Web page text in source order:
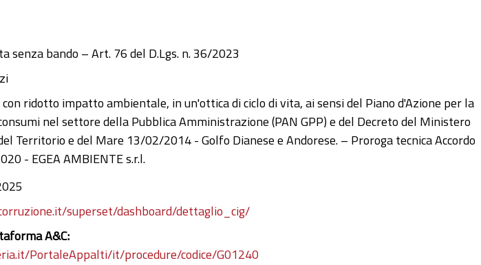
senza bando – Art. 76 del D.Lgs. n. 36/2023
ridotto impatto ambientale, in un'ottica di ciclo di vita, ai sensi del Piano d'Azione per la
nel settore della Pubblica Amministrazione (PAN GPP) e del Decreto del Ministero
Territorio e del Mare 13/02/2014 - Golfo Dianese e Andorese. – Proroga tecnica Accordo
- EGEA AMBIENTE s.r.l.
superset/dashboard/dettaglio_cig/
A&C:
PortaleAppalti/it/procedure/codice/G01240